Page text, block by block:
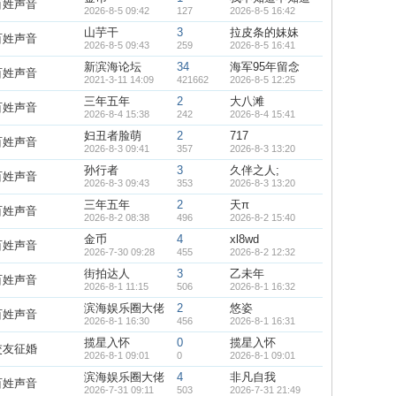
姓声音 2026-8-5 09:42 127 2026-8-5 16:42
姓声音 山芋干
2026-8-5 09:43
3
259
拉皮条的妹妹
2026-8-5 16:41
姓声音 新滨海论坛
2021-3-11 14:09
34
421662
海军95年留念
2026-8-5 12:25
姓声音 三年五年
2026-8-4 15:38
2
242
大八滩
2026-8-4 15:41
姓声音 妇丑者脸萌
2026-8-3 09:41
2
357
717
2026-8-3 13:20
姓声音 孙行者
2026-8-3 09:43
3
353
久伴之人;
2026-8-3 13:20
姓声音 三年五年
2026-8-2 08:38
2
496
天π
2026-8-2 15:40
姓声音 金币
2026-7-30 09:28
4
455
xl8wd
2026-8-2 12:32
姓声音 街拍达人
2026-8-1 11:15
3
506
乙未年
2026-8-1 16:32
姓声音 滨海娱乐圈大佬
2026-8-1 16:30
2
456
悠姿
2026-8-1 16:31
友征婚 揽星入怀
2026-8-1 09:01
0
0
揽星入怀
2026-8-1 09:01
姓声音 滨海娱乐圈大佬
2026-7-31 09:11
4
503
非凡自我
2026-7-31 21:49